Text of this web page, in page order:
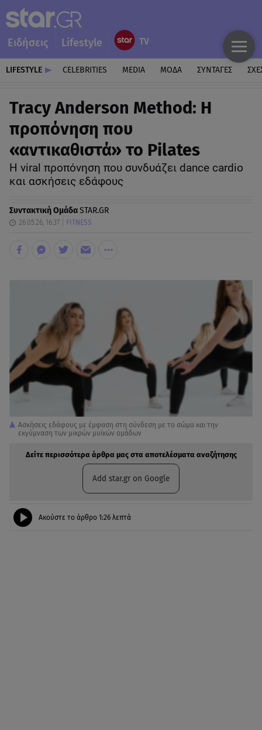
Ειδήσεις Lifestyle
LIFESTYLE CELEBRITIES MEDIA ΜΟΔΑ ΣΥΝΤΑΓΕΣ
Tracy Anderson Method: Η
προπόνηση που
«αντικαθιστά» το Pilates
Η viral προπόνηση που συνδυάζει dance cardio
και ασκήσεις εδάφους
Συντακτική ΟμάδαSTAR.GR
26.05.26, 16:37 FITNESS
Aσκήσεις εδάφους με έμφαση στη σύνδεση με το σώμα και την
εκγύμναση των μικρών μυϊκών ομάδων
Δείτε περισσότερα άρθρα μας στα αποτελέσματα αναζήτησης
Add star.gr on Google
Ακούστε το άρθρο 1:26 λεπτά